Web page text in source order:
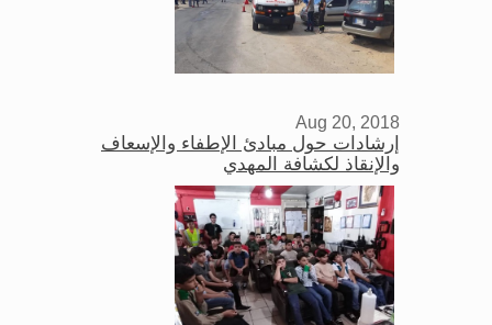
Aug 20, 2018
إرشادات حول مبادئ الإطفاء والإسعاف
والإنقاذ لكشافة المهدي